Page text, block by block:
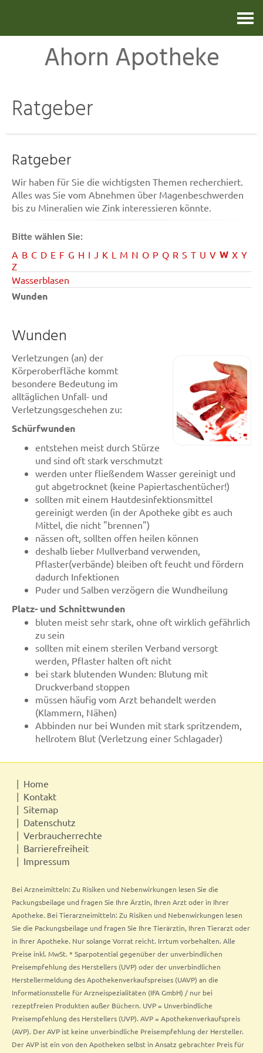
Ahorn Apotheke
Ratgeber
Ratgeber
Wir haben für Sie die wichtigsten Themen recherchiert.
Alles was Sie vom Abnehmen über Magenbeschwerden
bis zu Mineralien wie Zink interessieren könnte.
Bitte wählen Sie:
A B C D E F G H I J K L M N O P Q R S T U V W X Y
Z
Wasserblasen
Wunden
Wunden
Verletzungen (an) der
Körperoberfläche kommt
besondere Bedeutung im
alltäglichen Unfall- und
Verletzungsgeschehen zu:
Schürfwunden
entstehen meist durch Stürze
und sind oft stark verschmutzt
werden unter fließendem Wasser gereinigt und
gut abgetrocknet (keine Papiertaschentücher!)
sollten mit einem Hautdesinfektionsmittel
gereinigt werden (in der Apotheke gibt es auch
Mittel, die nicht "brennen")
nässen oft, sollten offen heilen können
deshalb lieber Mullverband verwenden,
Pflaster(verbände) bleiben oft feucht und fördern
dadurch Infektionen
Puder und Salben verzögern die Wundheilung
Platz- und Schnittwunden
bluten meist sehr stark, ohne oft wirklich gefährlich
zu sein
sollten mit einem sterilen Verband versorgt
werden, Pflaster halten oft nicht
bei stark blutenden Wunden: Blutung mit
Druckverband stoppen
müssen häufig vom Arzt behandelt werden
(Klammern, Nähen)
Abbinden nur bei Wunden mit stark spritzendem,
hellrotem Blut (Verletzung einer Schlagader)
Home
Kontakt
Sitemap
Datenschutz
Verbraucherrechte
Barrierefreiheit
Impressum
Bei Arzneimitteln: Zu Risiken und Nebenwirkungen lesen Sie die
Packungsbeilage und fragen Sie Ihre Ärztin, Ihren Arzt oder in Ihrer
Apotheke. Bei Tierarzneimitteln: Zu Risiken und Nebenwirkungen lesen
Sie die Packungsbeilage und fragen Sie Ihre Tierärztin, Ihren Tierarzt oder
in Ihrer Apotheke. Nur solange Vorrat reicht. Irrtum vorbehalten. Alle
Preise inkl. MwSt. * Sparpotential gegenüber der unverbindlichen
Preisempfehlung des Herstellers (UVP) oder der unverbindlichen
Herstellermeldung des Apothekenverkaufspreises (UAVP) an die
Informationsstelle für Arzneispezialitäten (IFA GmbH) / nur bei
rezeptfreien Produkten außer Büchern. UVP = Unverbindliche
Preisempfehlung des Herstellers (UVP). AVP = Apothekenverkaufspreis
(AVP). Der AVP ist keine unverbindliche Preisempfehlung der Hersteller.
Der AVP ist ein von den Apotheken selbst in Ansatz gebrachter Preis für